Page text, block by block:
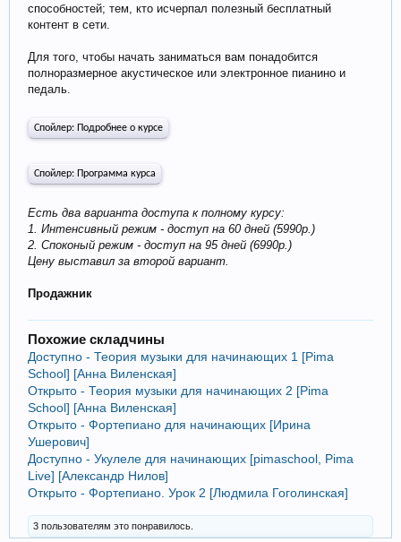
способностей; тем, кто исчерпал полезный бесплатный
контент в сети.
Для того, чтобы начать заниматься вам понадобится
полноразмерное акустическое или электронное пианино и
педаль.
Спойлер: Подробнее о курсе
Спойлер: Программа курса
Есть два варианта доступа к полному курсу:
1. Интенсивный режим - доступ на 60 дней (5990р.)
2. Споконый режим - доступ на 95 дней (6990р.)
Цену выставил за второй вариант.
Продажник
Похожие складчины
Доступно - Теория музыки для начинающих 1 [Pima
School] [Анна Виленская]
Открыто - Теория музыки для начинающих 2 [Pima
School] [Анна Виленская]
Открыто - Фортепиано для начинающих [Ирина
Ушерович]
Доступно - Укулеле для начинающих [pimaschool, Pima
Live] [Александр Нилов]
Открыто - Фортепиано. Урок 2 [Людмила Гоголинская]
3 пользователям это понравилось.